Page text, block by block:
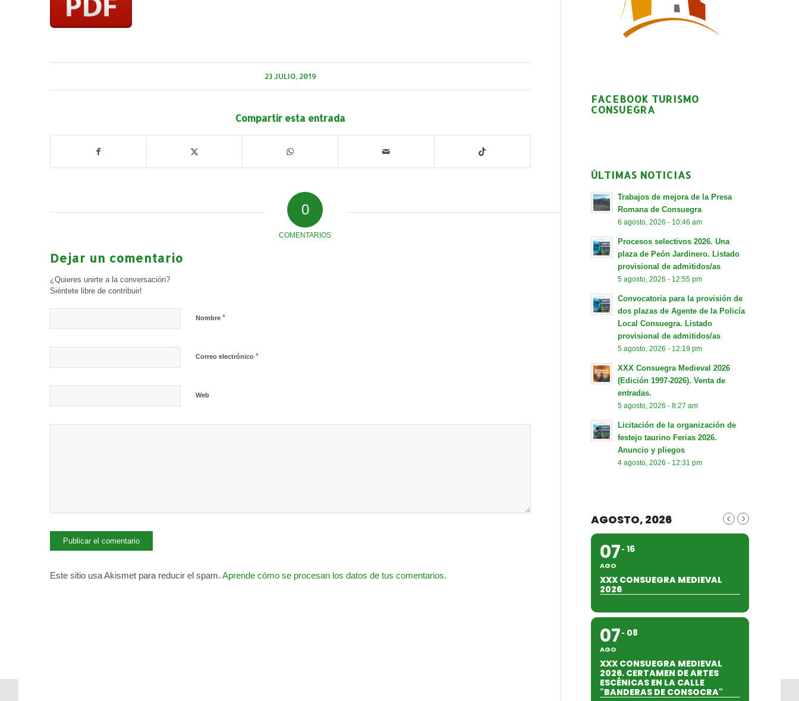
23 JULIO, 2019
Compartir esta entrada
0
COMENTARIOS
Dejar un comentario
¿Quieres unirte a la conversación?
Siéntete libre de contribuir!
Nombre *
Correo electrónico *
Web
Este sitio usa Akismet para reducir el spam. Aprende cómo se procesan los datos de tus comentarios.
FACEBOOK TURISMO
CONSUEGRA
ÚLTIMAS NOTICIAS
Trabajos de mejora de la Presa
Romana de Consuegra
6 agosto, 2026 - 10:46 am
Procesos selectivos 2026. Una
plaza de Peón Jardinero. Listado
provisional de admitidos/as
5 agosto, 2026 - 12:55 pm
Convocatoria para la provisión de
dos plazas de Agente de la Policía
Local Consuegra. Listado
provisional de admitidos/as
5 agosto, 2026 - 12:19 pm
XXX Consuegra Medieval 2026
(Edición 1997-2026). Venta de
entradas.
5 agosto, 2026 - 8:27 am
Licitación de la organización de
festejo taurino Ferias 2026.
Anuncio y pliegos
4 agosto, 2026 - 12:31 pm
AGOSTO, 2026
07
AGO
16
XXX CONSUEGRA MEDIEVAL
2026
07
AGO
08
XXX CONSUEGRA MEDIEVAL
2026. CERTAMEN DE ARTES
ESCÉNICAS EN LA CALLE
"BANDERAS DE CONSOCRA"